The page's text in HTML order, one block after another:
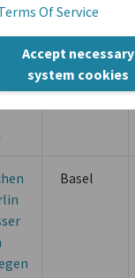
Of Service
Accept necessary
system cookies
Basel